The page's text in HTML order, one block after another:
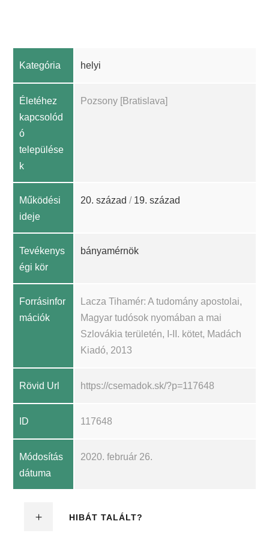
Kategória helyi
Életéhez
kapcsolód
ó
települése
k
Pozsony [Bratislava]
Működési
ideje
20. század / 19. század
Tevékenys
égi kör
bányamérnök
Forrásinfor
mációk
Lacza Tihamér: A tudomány apostolai,
Magyar tudósok nyomában a mai
Szlovákia területén, I-II. kötet, Madách
Kiadó, 2013
Rövid Url https://csemadok.sk/?p=117648
ID 117648
Módosítás
dátuma
2020. február 26.
HIBÁT TALÁLT?